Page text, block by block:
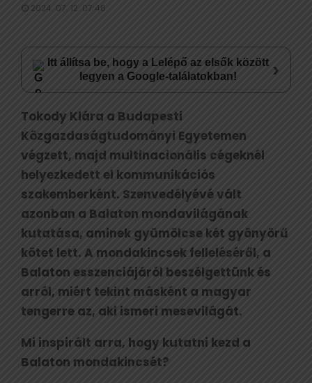
2024. 07. 12. 07:46
Itt állítsa be, hogy a Lelépő az elsők között
legyen a Google-találatokban!
›
Tokody Klára a Budapesti
Közgazdaságtudományi Egyetemen
végzett, majd multinacionális cégeknél
helyezkedett el kommunikációs
szakemberként. Szenvedélyévé vált
azonban a Balaton mondavilágának
kutatása, aminek gyümölcse két gyönyörű
kötet lett. A mondakincsek felleléséről, a
Balaton esszenciájáról beszélgettünk és
arról, miért tekint másként a magyar
tengerre az, aki ismeri mesevilágát.
Mi inspirált arra, hogy kutatni kezd a
Balaton mondakincsét?